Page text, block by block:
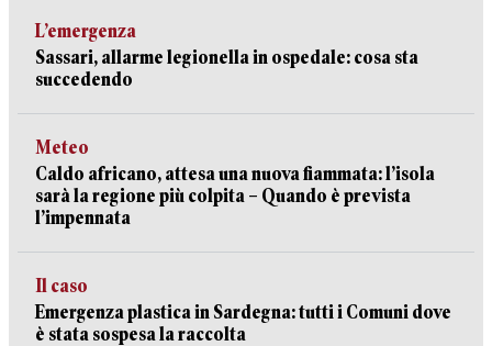
L’emergenza
Sassari, allarme legionella in ospedale: cosa sta
succedendo
Meteo
Caldo africano, attesa una nuova fiammata: l’isola
sarà la regione più colpita – Quando è prevista
l’impennata
Il caso
Emergenza plastica in Sardegna: tutti i Comuni dove
è stata sospesa la raccolta